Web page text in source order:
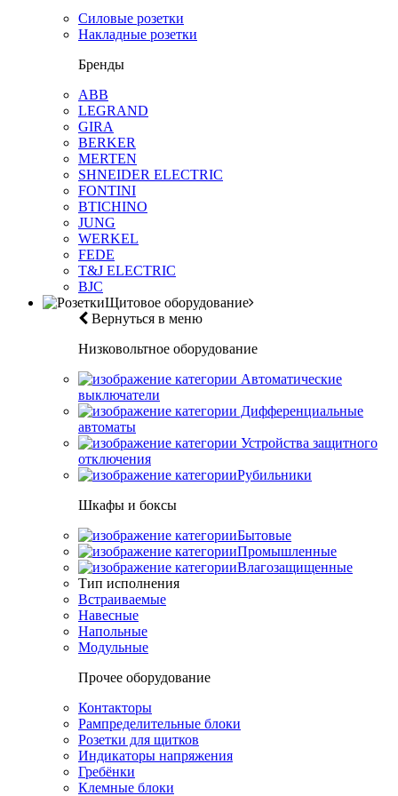
Силовые розетки
Накладные розетки
Бренды
ABB
LEGRAND
GIRA
BERKER
MERTEN
SHNEIDER ELECTRIC
FONTINI
BTICHINO
JUNG
WERKEL
FEDE
T&J ELECTRIC
BJC
Щитовое оборудование
Вернуться в меню
Низковольтное оборудование
Автоматические
выключатели
Дифференциальные
автоматы
Устройства защитного
отключения
Рубильники
Шкафы и боксы
Бытовые
Промышленные
Влагозащищенные
Тип исполнения
Встраиваемые
Навесные
Напольные
Модульные
Прочее оборудование
Контакторы
Рампределительные блоки
Розетки для щитков
Индикаторы напряжения
Гребёнки
Клемные блоки